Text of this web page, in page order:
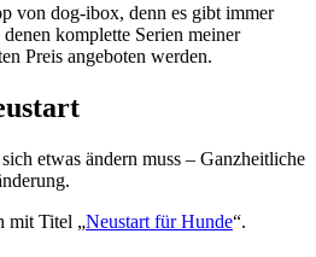
von dog-ibox, denn es gibt immer
komplette Serien meiner
Preis angeboten werden.
etwas ändern muss – Ganzheitliche
mit Titel „Neustart für Hunde“.